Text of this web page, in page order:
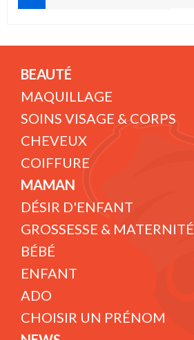
BEAUTÉ
MAQUILLAGE
SOINS VISAGE & CORPS
CHEVEUX
COIFFURE
MAMAN
DÉSIR D'ENFANT
GROSSESSE & MATERNITÉ
BÉBÉ
ENFANT
ADO
CHOISIR UN PRÉNOM